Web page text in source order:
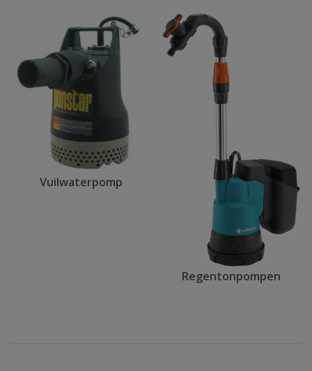
Vuilwaterpomp
Regentonpompen